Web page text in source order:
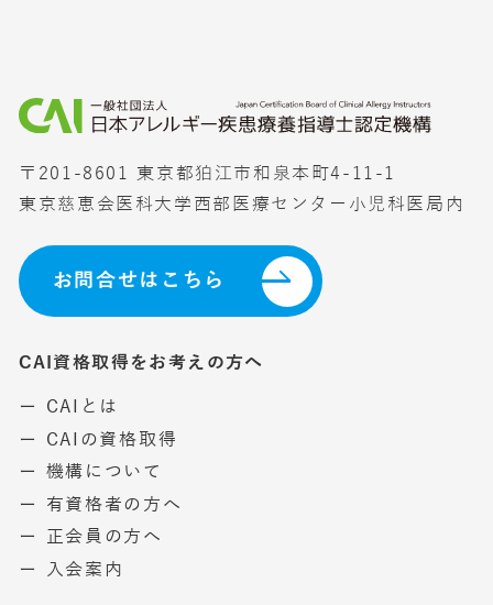
〒201-8601 東京都狛江市和泉本町4-11-1
東京慈恵会医科大学西部医療センター小児科医局内
お問合せはこちら
CAI資格取得をお考えの方へ
ー CAIとは
ー CAIの資格取得
ー 機構について
ー 有資格者の方へ
ー 正会員の方へ
ー 入会案内